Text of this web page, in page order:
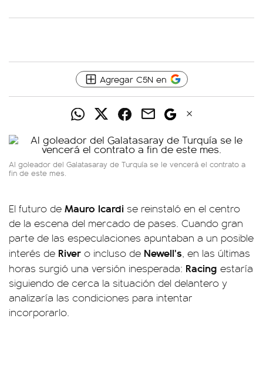
Agregar C5N en
Al goleador del Galatasaray de Turquía se le vencerá el contrato a
fin de este mes.
El futuro de Mauro Icardi se reinstaló en el centro
de la escena del mercado de pases. Cuando gran
parte de las especulaciones apuntaban a un posible
interés de River o incluso de Newell's, en las últimas
horas surgió una versión inesperada: Racing estaría
siguiendo de cerca la situación del delantero y
analizaría las condiciones para intentar
incorporarlo.